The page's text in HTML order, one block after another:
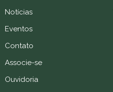
Notícias
Eventos
Contato
Associe-se
Ouvidoria